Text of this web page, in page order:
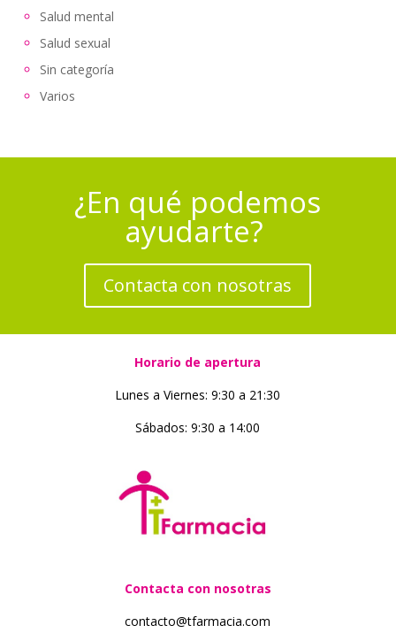
Salud mental
Salud sexual
Sin categoría
Varios
¿En qué podemos
ayudarte?
Contacta con nosotras
Horario de apertura
Lunes a Viernes: 9:30 a 21:30
Sábados: 9:30 a 14:00
Contacta con nosotras
contacto@tfarmacia.com